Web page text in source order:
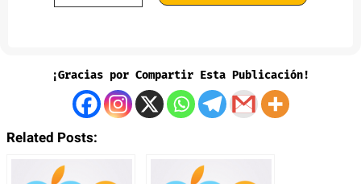
¡Gracias por Compartir Esta Publicación!
Related Posts: